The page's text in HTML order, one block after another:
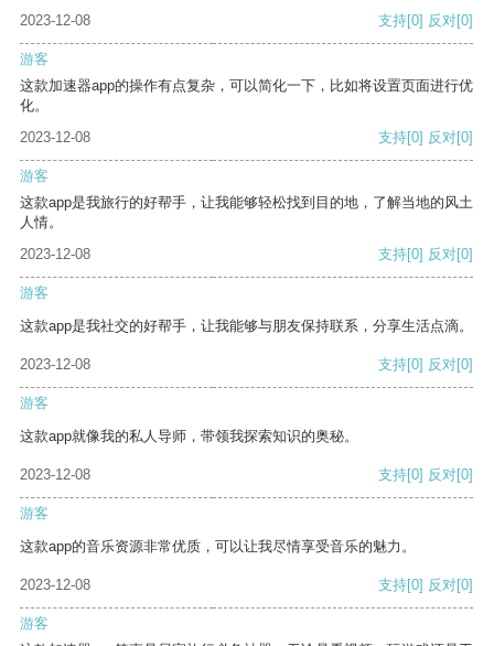
2023-12-08 支持[0] 反对[0]
游客
这款加速器app的操作有点复杂，可以简化一下，比如将设置页面进行优
化。
2023-12-08
支持[0] 反对[0]
游客
这款app是我旅行的好帮手，让我能够轻松找到目的地，了解当地的风土
人情。
2023-12-08
支持[0] 反对[0]
游客
这款app是我社交的好帮手，让我能够与朋友保持联系，分享生活点滴。
2023-12-08 支持[0] 反对[0]
游客
这款app就像我的私人导师，带领我探索知识的奥秘。
2023-12-08 支持[0] 反对[0]
游客
这款app的音乐资源非常优质，可以让我尽情享受音乐的魅力。
2023-12-08 支持[0] 反对[0]
游客